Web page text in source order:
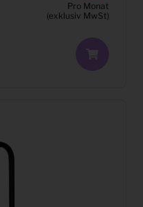
Pro Monat
(exklusiv MwSt)